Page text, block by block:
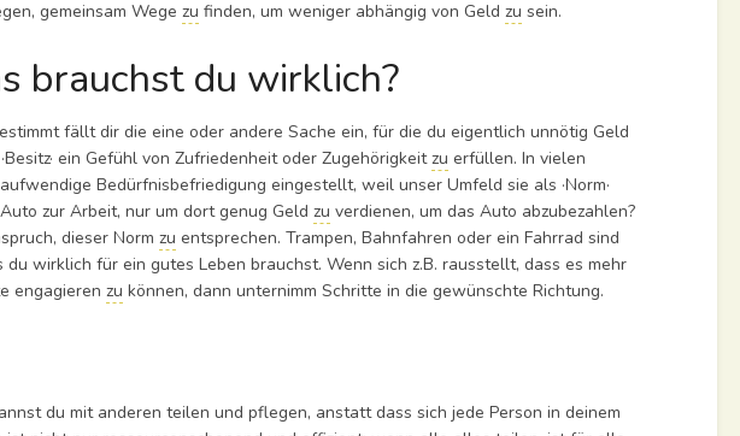
gemeinsam Wegezu finden, um weniger abhängig von Geldzu sein.
brauchst du wirklich?
fällt dir die eine oder andere Sache ein, für die du eigentlich unnötig Geld
ein Gefühl von Zufriedenheit oder Zugehörigkeitzu erfüllen. In vielen
Bedürfnisbefriedigung eingestellt, weil unser Umfeld sie als ·Norm·
zur Arbeit, nur um dort genug Geldzu verdienen, um das Auto abzubezahlen?
dieser Normzu entsprechen. Trampen, Bahnfahren oder ein Fahrrad sind
wirklich für ein gutes Leben brauchst. Wenn sich z.B. rausstellt, dass es mehr
engagierenzu können, dann unternimm Schritte in die gewünschte Richtung.
du mit anderen teilen und pflegen, anstatt dass sich jede Person in deinem